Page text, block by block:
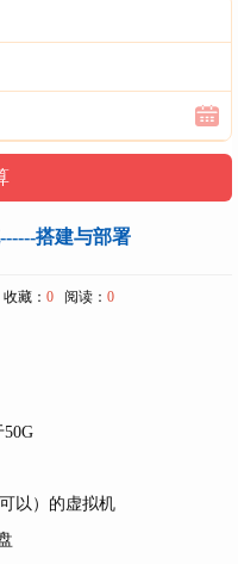
搭建与部署
藏： 0阅读： 0
以）的虚拟机